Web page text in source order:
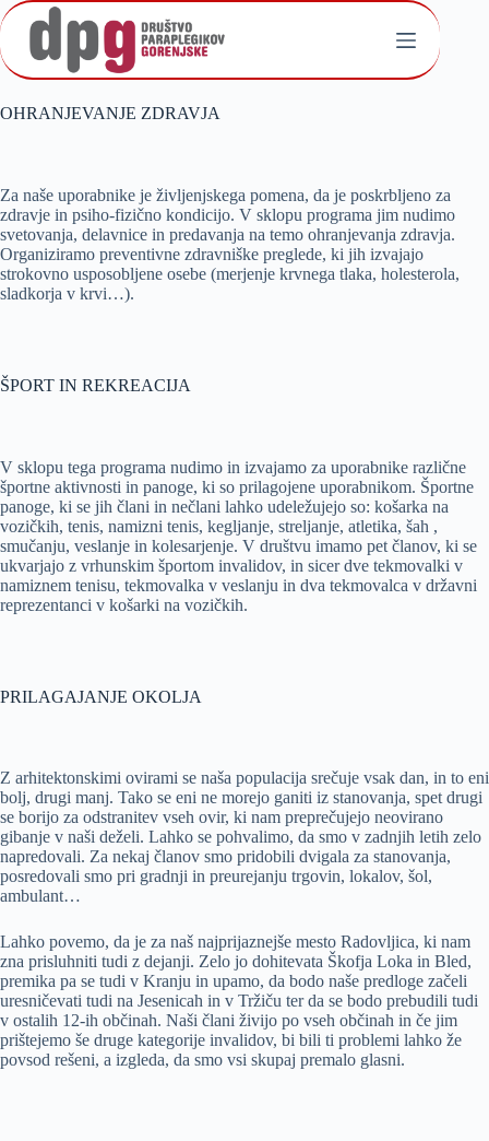
OHRANJEVANJE ZDRAVJA
Za naše uporabnike je življenjskega pomena, da je poskrbljeno za
zdravje in psiho-fizično kondicijo. V sklopu programa jim nudimo
svetovanja, delavnice in predavanja na temo ohranjevanja zdravja.
Organiziramo preventivne zdravniške preglede, ki jih izvajajo
strokovno usposobljene osebe (merjenje krvnega tlaka, holesterola,
sladkorja v krvi…).
ŠPORT IN REKREACIJA
V sklopu tega programa nudimo in izvajamo za uporabnike različne
športne aktivnosti in panoge, ki so prilagojene uporabnikom. Športne
panoge, ki se jih člani in nečlani lahko udeležujejo so: košarka na
vozičkih, tenis, namizni tenis, kegljanje, streljanje, atletika, šah ,
smučanju, veslanje in kolesarjenje. V društvu imamo pet članov, ki se
ukvarjajo z vrhunskim športom invalidov, in sicer dve tekmovalki v
namiznem tenisu, tekmovalka v veslanju in dva tekmovalca v državni
reprezentanci v košarki na vozičkih.
PRILAGAJANJE OKOLJA
Z arhitektonskimi ovirami se naša populacija srečuje vsak dan, in to eni
bolj, drugi manj. Tako se eni ne morejo ganiti iz stanovanja, spet drugi
se borijo za odstranitev vseh ovir, ki nam preprečujejo neovirano
gibanje v naši deželi. Lahko se pohvalimo, da smo v zadnjih letih zelo
napredovali. Za nekaj članov smo pridobili dvigala za stanovanja,
posredovali smo pri gradnji in preurejanju trgovin, lokalov, šol,
ambulant…
Lahko povemo, da je za naš najprijaznejše mesto Radovljica, ki nam
zna prisluhniti tudi z dejanji. Zelo jo dohitevata Škofja Loka in Bled,
premika pa se tudi v Kranju in upamo, da bodo naše predloge začeli
uresničevati tudi na Jesenicah in v Tržiču ter da se bodo prebudili tudi
v ostalih 12-ih občinah. Naši člani živijo po vseh občinah in če jim
prištejemo še druge kategorije invalidov, bi bili ti problemi lahko že
povsod rešeni, a izgleda, da smo vsi skupaj premalo glasni.